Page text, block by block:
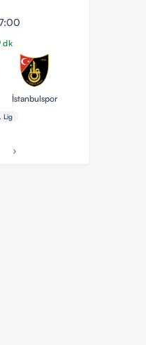
dk
İstanbulspor
Lig
chevron_right